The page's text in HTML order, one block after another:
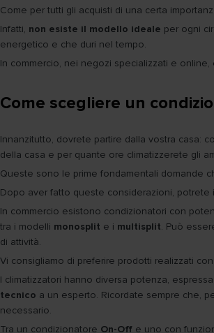
Come per tutti gli acquisti di una certa
Infatti, non esiste il modello ideale per ogni
energetico e che duri nel tempo.
In commercio, nei negozi specializzati e
Come scegliere un
Innanzitutto, dovrete partire dalla vostra casa:
della casa e per quante ore climatizzerete gli
Queste sono le prime fondamentali domande
Dopo aver fatto queste considerazioni, potrete
In commercio esistono condizionatori con
tra i modelli monosplit e i multisplit. Può
di attività.
Vi consigliamo di preferire prodotti realizzati
I climatizzatori hanno diversa potenza,
tecnico a un esperto. Ricordate sempre che,
necessario.
Tra un condizionatore On-Off e uno con